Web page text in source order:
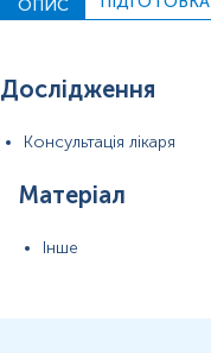
ОПИС
Дослідження
Консультація лікаря
Матеріал
Інше